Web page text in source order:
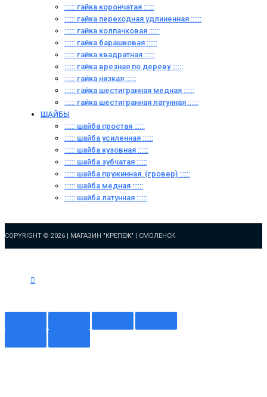
:::::: гайка корончатая ::::::
:::::: гайка переходная удлиненная ::::::
:::::: гайка колпачковая ::::::
:::::: гайка барашковая ::::::
:::::: гайка квадратная ::::::
:::::: гайка врезная по дереву ::::::
:::::: гайка низкая ::::::
:::::: гайка шестигранная медная ::::::
:::::: гайка шестигранная латунная ::::::
ШАЙБЫ
:::::: шайба простая ::::::
:::::: шайба усиленная ::::::
:::::: шайба кузовная ::::::
:::::: шайба зубчатая ::::::
:::::: шайба пружинная, (гровер) ::::::
:::::: шайба медная ::::::
:::::: шайба латунная ::::::
COPYRIGHT © 2026 | МАГАЗИН "КРЕПЕЖ" | СМОЛЕНСК